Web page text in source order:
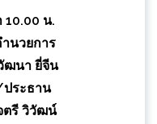
10.00 น.
นวยการ
ฒนา ยี่จีน
ระธาน
ตรี วิวัฒน์